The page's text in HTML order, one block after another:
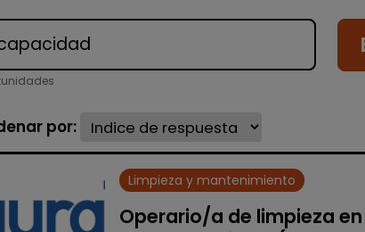
por:
Limpieza y mantenimiento
Operario/a de limpieza en